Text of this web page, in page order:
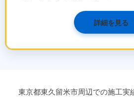
詳細を見る
東京都東久留米市周辺での施工実